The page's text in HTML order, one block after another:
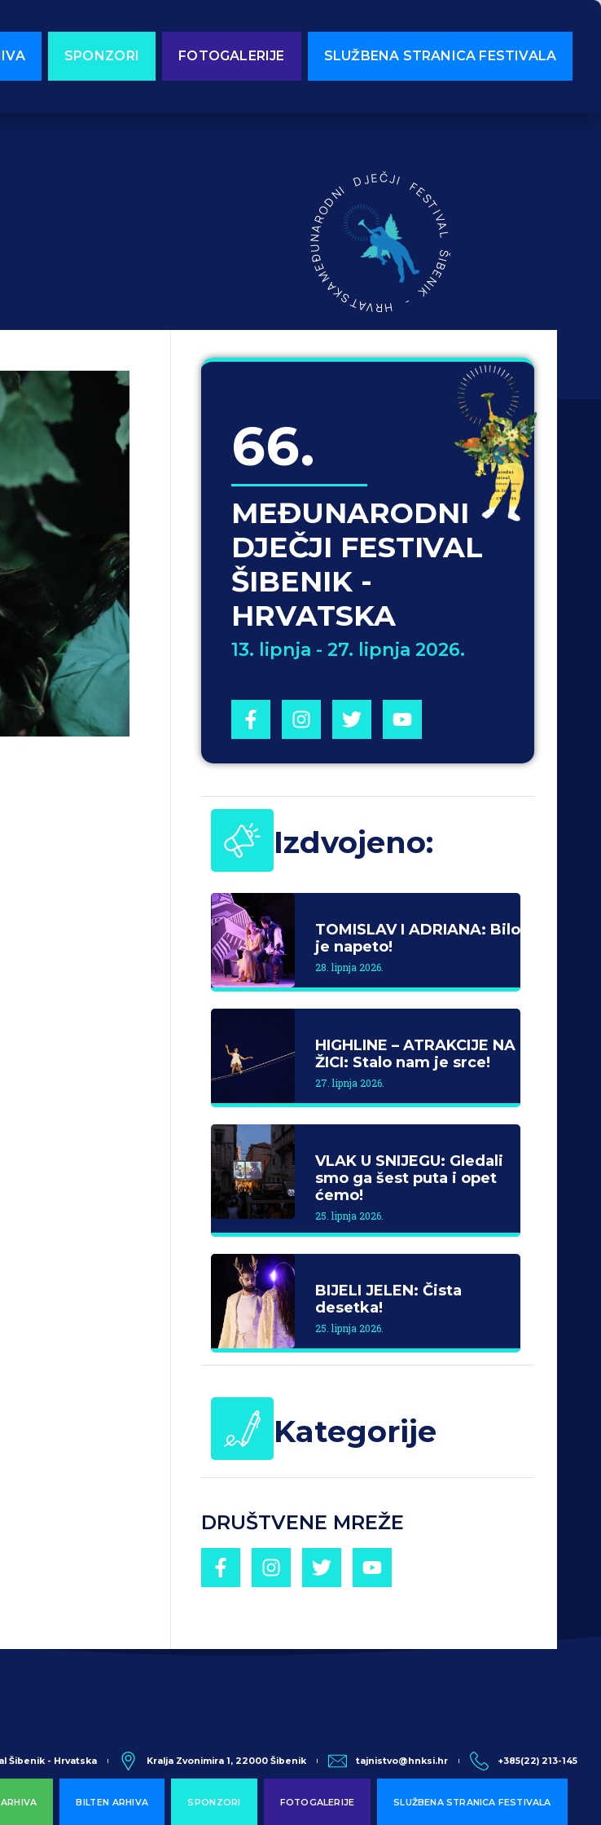
SPONZORI FOTOGALERIJE SLUŽBENA STRANICA FESTIVALA
MEĐUNARODNI DJEČJI FESTIVAL ŠIBENIK - HRVATSKA
66.
MEĐUNARODNI
DJEČJI FESTIVAL
ŠIBENIK -
HRVATSKA
13. lipnja - 27. lipnja 2026.
Izdvojeno:
TOMISLAV I ADRIANA: Bilo
je napeto!
28. lipnja 2026.
HIGHLINE – ATRAKCIJE NA
ŽICI: Stalo nam je srce!
27. lipnja 2026.
VLAK U SNIJEGU: Gledali
smo ga šest puta i opet
ćemo!
25. lipnja 2026.
BIJELI JELEN: Čista
desetka!
25. lipnja 2026.
Kategorije
DRUŠTVENE MREŽE
BILTEN ARHIVA SPONZORI FOTOGALERIJE SLUŽBENA STRANICA FESTIVALA
Šibenik - Hrvatska Kralja Zvonimira 1, 22000 Šibenik tajnistvo@hnksi.hr +385(22) 213-145